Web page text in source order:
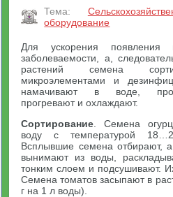
Тема:
оборудование
Для ускорения появления
заболеваемости, а,
растений семена
микроэлементами и
намачивают в воде,
прогревают и охлаждают.
Сортирование . Семена
воду с температурой
Всплывшие семена отбирают,
вынимают из воды,
тонким слоем и подсушивают.
Семена томатов засыпают в
г на 1 л воды).